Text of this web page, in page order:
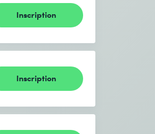
Inscription
Inscription